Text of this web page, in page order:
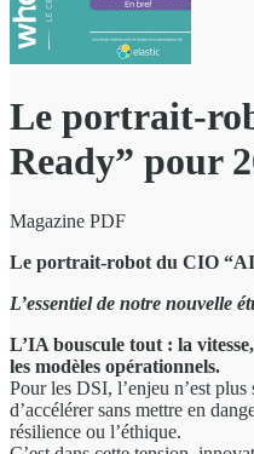
Le portrait-
Ready” pour
Magazine PDF
Le portrait-robot du CIO
L’essentiel de notre nouvelle
L’IA bouscule tout : la
les modèles opérationnels.
Pour les DSI, l’enjeu n’est
d’accélérer sans mettre en
résilience ou l’éthique.